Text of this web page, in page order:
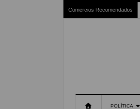
Comercios Recomendados
POLÍTICA